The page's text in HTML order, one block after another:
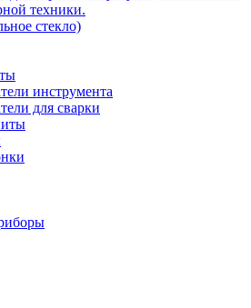
техники.
стекло)
инструмента
для сварки